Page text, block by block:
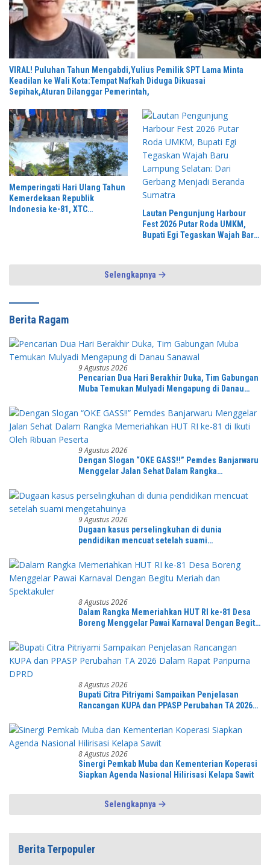
VIRAL! Puluhan Tahun Mengabdi,Yulius Pemilik SPT Lama Minta
Keadilan ke Wali Kota:Tempat Nafkah Diduga Dikuasai
Sepihak,Aturan Dilanggar Pemerintah,
Memperingati Hari Ulang Tahun
Kemerdekaan Republik
Indonesia ke-81, XTC
Lautan Pengunjung Harbour
Fest 2026 Putar Roda UMKM,
Bupati Egi Tegaskan Wajah Baru
Selengkapnya
Berita Ragam
9 Agustus 2026
Pencarian Dua Hari Berakhir Duka, Tim Gabungan
Muba Temukan Mulyadi Mengapung di Danau
9 Agustus 2026
Dengan Slogan “OKE GASS!!” Pemdes Banjarwaru
Menggelar Jalan Sehat Dalam Rangka
Peserta
9 Agustus 2026
Dugaan kasus perselingkuhan di dunia
pendidikan mencuat setelah suami
8 Agustus 2026
Dalam Rangka Memeriahkan HUT RI ke-81 Desa
Boreng Menggelar Pawai Karnaval Dengan Begitu
8 Agustus 2026
Bupati Citra Pitriyami Sampaikan Penjelasan
Rancangan KUPA dan PPASP Perubahan TA 2026
8 Agustus 2026
Sinergi Pemkab Muba dan Kementerian Koperasi
Siapkan Agenda Nasional Hilirisasi Kelapa Sawit
Selengkapnya
Berita Terpopuler